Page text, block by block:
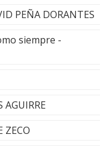
PEÑA DORANTES
siempre -
ZECO